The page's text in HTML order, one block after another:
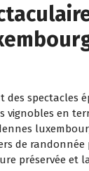
des spectacles
vignobles en
de
préservée et